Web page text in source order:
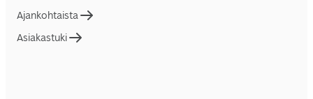
Ajankohtaista
Asiakastuki